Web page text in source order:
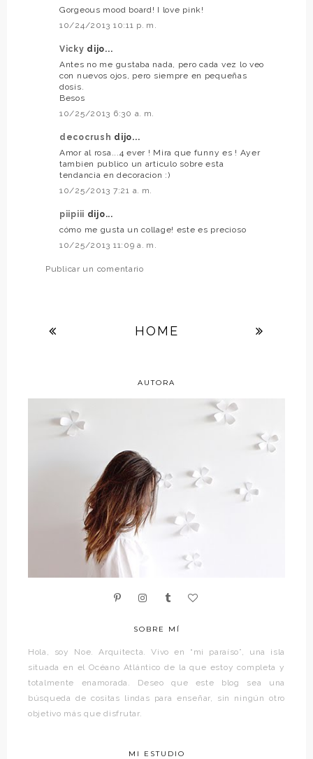
Gorgeous mood board! I love pink!
10/24/2013 10:11 p. m.
Vicky dijo...
Antes no me gustaba nada, pero cada vez lo veo
con nuevos ojos, pero siempre en pequeñas
dosis.
Besos
10/25/2013 6:30 a. m.
decocrush dijo...
Amor al rosa...4 ever ! Mira que funny es ! Ayer
tambien publico un articulo sobre esta
tendancia en decoracion :)
10/25/2013 7:21 a. m.
piipiii dijo...
cómo me gusta un collage! este es precioso
10/25/2013 11:09 a. m.
Publicar un comentario
HOME
AUTORA
SOBRE MÍ
Hola, soy Noe. Arquitecta. Vivo en “mi paraíso”, una isla
situada en el Océano Atlántico de la que estoy completa y
totalmente enamorada. Deseo que este blog sea una
búsqueda de cositas lindas para enseñar, sin ningún otro
objetivo más que disfrutar.
MI ESTUDIO